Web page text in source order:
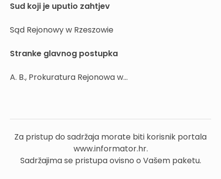
Sud koji je uputio zahtjev
Sąd Rejonowy w Rzeszowie
Stranke glavnog postupka
A. B., Prokuratura Rejonowa w...
Za pristup do sadržaja morate biti korisnik portala
www.informator.hr.
Sadržajima se pristupa ovisno o Vašem paketu.